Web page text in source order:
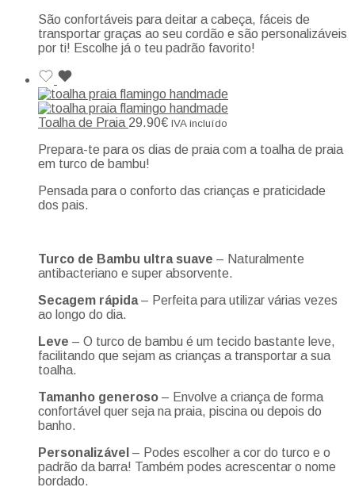
São confortáveis para deitar a cabeça, fáceis de
transportar graças ao seu cordão e são personalizáveis
por ti! Escolhe já o teu padrão favorito!
Toalha de Praia 29.90€ IVA incluído
Prepara-te para os dias de praia com a toalha de praia
em turco de bambu!
Pensada para o conforto das crianças e praticidade
dos pais.
Turco de Bambu ultra suave – Naturalmente
antibacteriano e super absorvente.
Secagem rápida– Perfeita para utilizar várias vezes
ao longo do dia.
Leve – O turco de bambu é um tecido bastante leve,
facilitando que sejam as crianças a transportar a sua
toalha.
Tamanho generoso – Envolve a criança de forma
confortável quer seja na praia, piscina ou depois do
banho.
Personalizável – Podes escolher a cor do turco e o
padrão da barra! Também podes acrescentar o nome
bordado.